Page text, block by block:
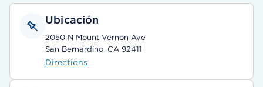
Ubicación
2050 N Mount Vernon Ave
San Bernardino, CA 92411
Directions